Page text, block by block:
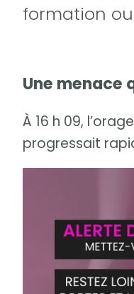
formation
Une menace
À 16 h 09,
progressait